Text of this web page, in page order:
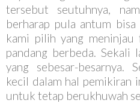
tersebut seutuhnya,
berharap pula antum
kami pilih yang
pandang berbeda. Sekali
yang sebesar-besarnya.
kecil dalam hal pemikiran
untuk tetap berukhuwah